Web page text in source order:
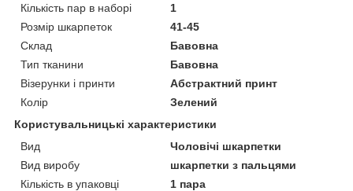
Кількість пар в наборі
1
Розмір шкарпеток
41-45
Склад
Бавовна
Тип тканини
Бавовна
Візерунки і принти
Абстрактний принт
Колір
Зелений
Користувальницькі характеристики
Вид
Чоловічі шкарпетки
Вид виробу
шкарпетки з пальцями
Кількість в упаковці
1 пара